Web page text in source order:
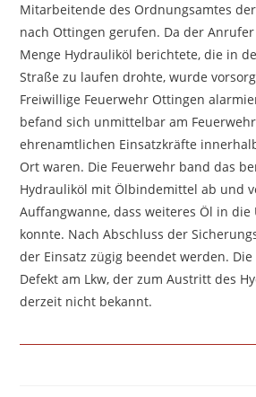
Mitarbeitende des Ordnungsamtes
nach Ottingen gerufen. Da der
Menge Hydrauliköl berichtete, die in
Straße zu laufen drohte, wurde
Freiwillige Feuerwehr Ottingen
befand sich unmittelbar am
ehrenamtlichen Einsatzkräfte
Ort waren. Die Feuerwehr band das
Hydrauliköl mit Ölbindemittel ab und
Auffangwanne, dass weiteres Öl in die
konnte. Nach Abschluss der
der Einsatz zügig beendet werden.
Defekt am Lkw, der zum Austritt des
derzeit nicht bekannt.